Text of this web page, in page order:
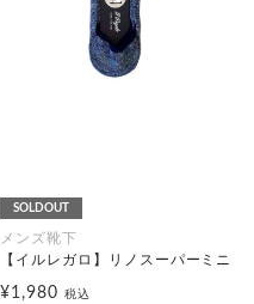
SOLDOUT
メンズ靴下
【イルレガロ】リノスーパーミニ
¥1,980 税込